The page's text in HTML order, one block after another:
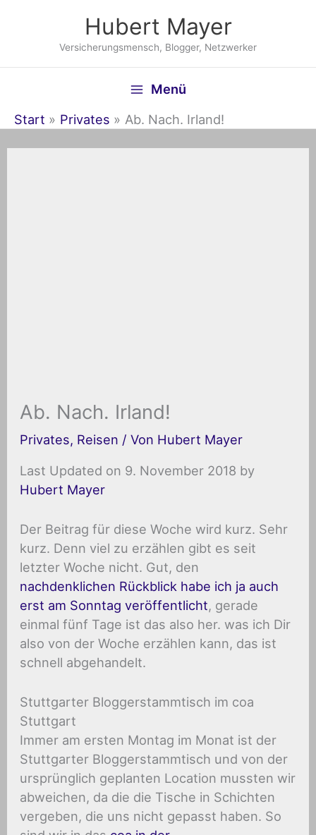
Hubert Mayer
Versicherungsmensch, Blogger, Netzwerker
Menü
Start
Privates Ab. Nach. Irland!
Ab. Nach. Irland!
Privates, Reisen / Von Hubert Mayer
Last Updated on 9. November 2018 by
Hubert Mayer
Der Beitrag für diese Woche wird kurz. Sehr
kurz. Denn viel zu erzählen gibt es seit
letzter Woche nicht. Gut, den
nachdenklichen Rückblick habe ich ja auch
erst am Sonntag veröffentlicht, gerade
einmal fünf Tage ist das also her. was ich Dir
also von der Woche erzählen kann, das ist
schnell abgehandelt.
Stuttgarter Bloggerstammtisch im coa
Stuttgart
Immer am ersten Montag im Monat ist der
Stuttgarter Bloggerstammtisch und von der
ursprünglich geplanten Location mussten wir
abweichen, da die die Tische in Schichten
vergeben, die uns nicht gepasst haben. So